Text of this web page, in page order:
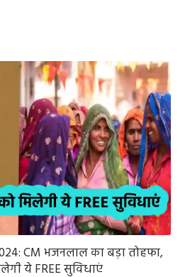
CM भजनलाल का बड़ा तोहफा,
ये FREE सुविधाएं